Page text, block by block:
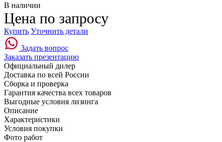
В наличии
Цена по запросу
Купить Уточнить детали
Задать вопрос
Заказать презентацию
Официальный дилер
Доставка по всей России
Сборка и проверка
Гарантия качества всех товаров
Выгодные условия лизинга
Описание
Характеристики
Условия покупки
Фото работ